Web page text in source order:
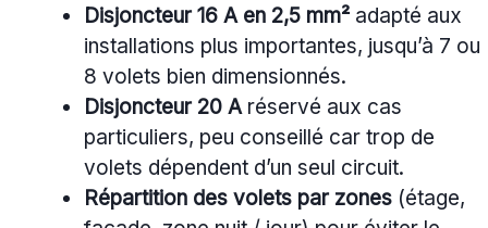
Disjoncteur 16 A en 2,5 mm² adapté aux
installations plus importantes, jusqu’à 7 ou
8 volets bien dimensionnés.
Disjoncteur 20 Aréservé aux cas
particuliers, peu conseillé car trop de
volets dépendent d’un seul circuit.
Répartition des volets par zones (étage,